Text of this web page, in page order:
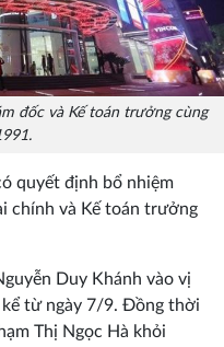
đốc và Kế toán trưởng cùng
quyết định bổ nhiệm
chính và Kế toán trưởng
Duy Khánh vào vị
kể từ ngày 7/9. Đồng thời
Thị Ngọc Hà khỏi